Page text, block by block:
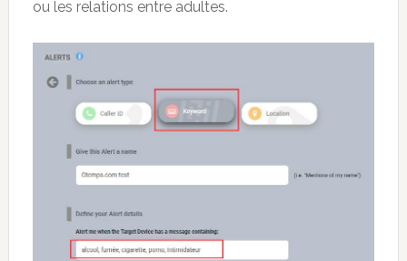
ou les relations entre adultes.